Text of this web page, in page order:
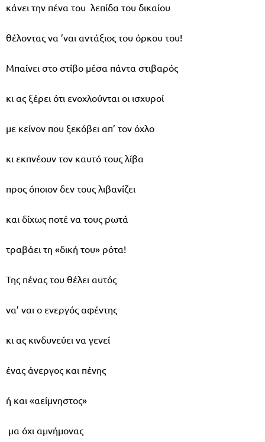
κάνει την πένα του λεπίδα του δικαίου
θέλοντας να ’ναι αντάξιος του όρκου του!
Μπαίνει στο στίβο μέσα πάντα στιβαρός
κι ας ξέρει ότι ενοχλούνται οι ισχυροί
με κείνον που ξεκόβει απ’ τον όχλο
κι εκπνέουν τον καυτό τους λίβα
προς όποιον δεν τους λιβανίζει
και δίχως ποτέ να τους ρωτά
τραβάει τη «δική του» ρότα!
Της πένας του θέλει αυτός
να’ ναι ο ενεργός αφέντης
κι ας κινδυνεύει να γενεί
ένας άνεργος και πένης
ή και «αείμνηστος»
μα όχι αμνήμονας